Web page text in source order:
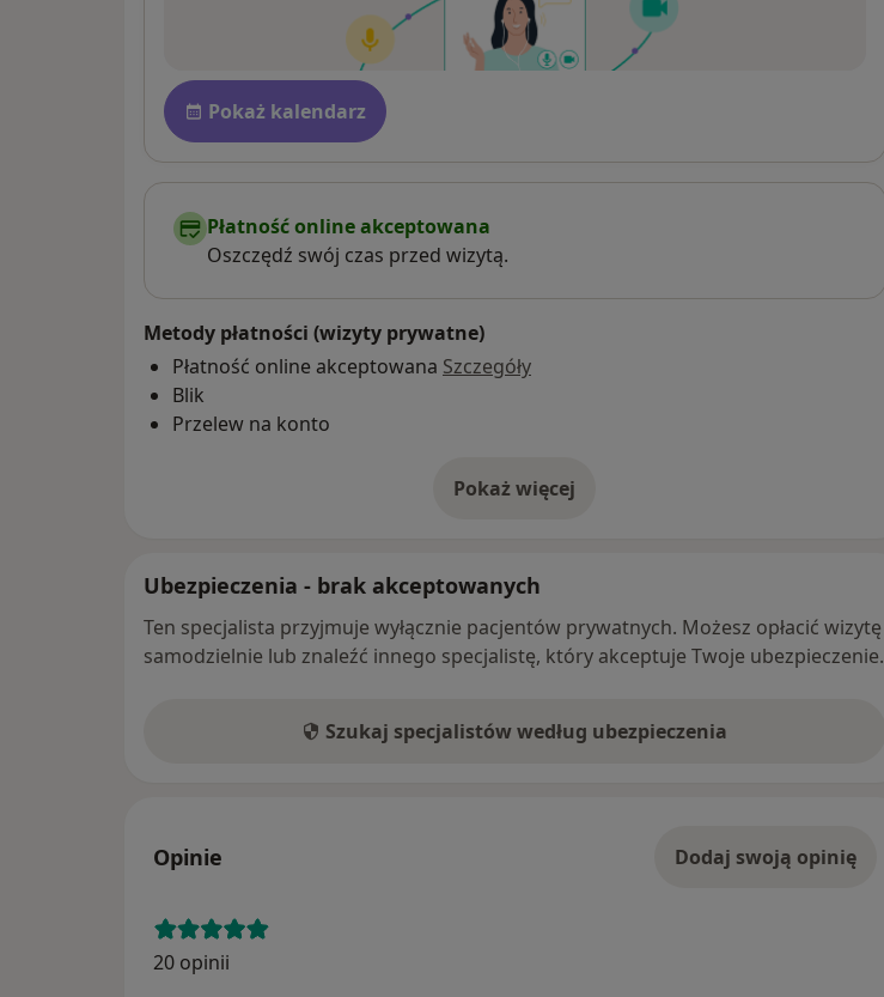
Płatność po konsultacji Zobacz więcej
Dostępność
Pokaż kalendarz
Płatność online akceptowana
Oszczędź swój czas przed wizytą.
Metody płatności (wizyty prywatne)
Płatność online akceptowana Szczegóły
Blik
Przelew na konto
Pokaż więcej
o adresie
Ubezpieczenia - brak akceptowanych
Ten specjalista przyjmuje wyłącznie pacjentów prywatnych. Możesz opłacić wizytę
samodzielnie lub znaleźć innego specjalistę, który akceptuje Twoje ubezpieczenie.
Szukaj specjalistów według ubezpieczenia
Opinie Dodaj swoją opinię
20 opinii